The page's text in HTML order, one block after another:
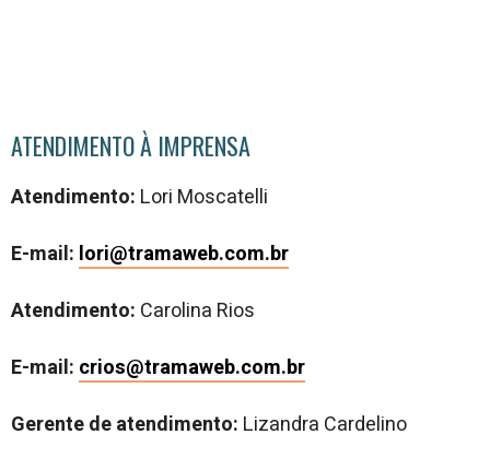
ATENDIMENTO À IMPRENSA
Atendimento: Lori Moscatelli
E-mail: lori@tramaweb.com.br
Atendimento: Carolina Rios
E-mail: crios@tramaweb.com.br
Gerente de atendimento: Lizandra Cardelino